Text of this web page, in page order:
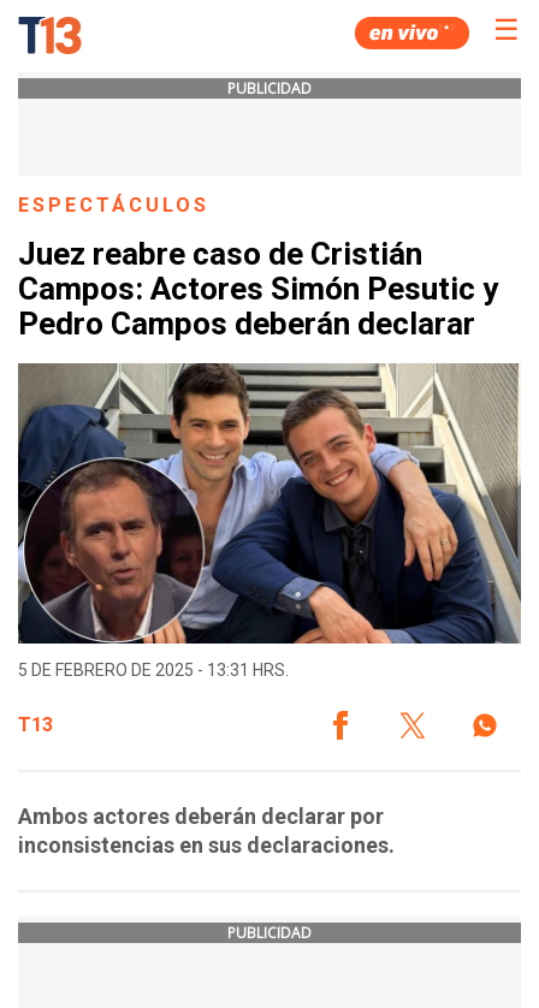
☰
PUBLICIDAD
ESPECTÁCULOS
Juez reabre caso de Cristián
Campos: Actores Simón Pesutic y
Pedro Campos deberán declarar
5 DE FEBRERO DE 2025 - 13:31 HRS.
T13
Ambos actores deberán declarar por
inconsistencias en sus declaraciones.
PUBLICIDAD